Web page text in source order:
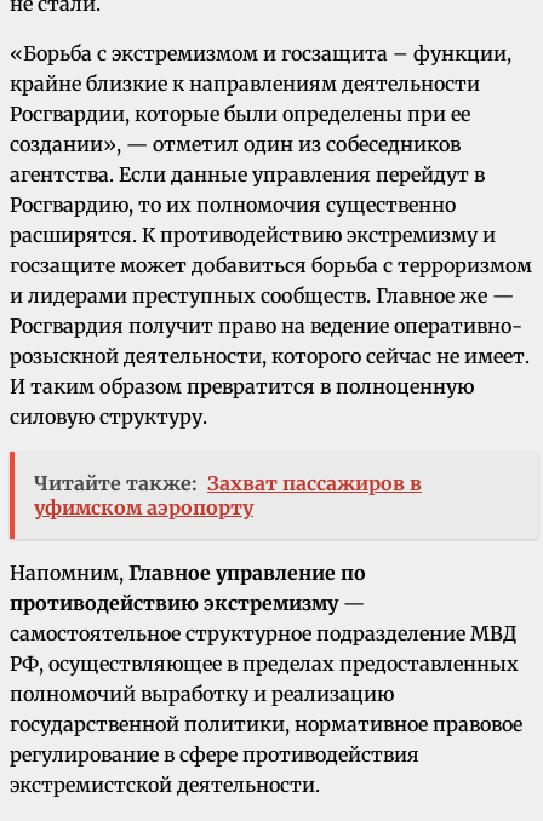
«Борьба с экстремизмом и госзащита – функции,
крайне близкие к направлениям деятельности
Росгвардии, которые были определены при ее
создании», — отметил один из собеседников
агентства. Если данные управления перейдут в
Росгвардию, то их полномочия существенно
расширятся. К противодействию экстремизму и
госзащите может добавиться борьба с терроризмом
и лидерами преступных сообществ. Главное же —
Росгвардия получит право на ведение оперативно-
розыскной деятельности, которого сейчас не имеет.
И таким образом превратится в полноценную
силовую структуру.
Читайте также: Захват пассажиров в
уфимском аэропорту
Напомним, Главное управление по
противодействию экстремизму—
самостоятельное структурное подразделение МВД
РФ, осуществляющее в пределах предоставленных
полномочий выработку и реализацию
государственной политики, нормативное правовое
регулирование в сфере противодействия
экстремистской деятельности.